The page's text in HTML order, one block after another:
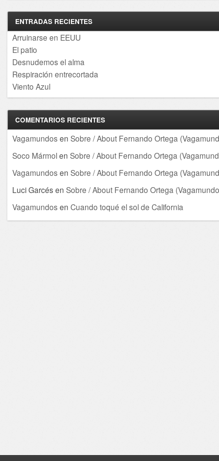
ENTRADAS RECIENTES
Arruinarse en EEUU
El patio
Desnudemos el alma
Respiración entrecortada
Viento Azul
COMENTARIOS RECIENTES
Vagamundos en Sobre / About Fernando Ortega
Soco Mármolen Sobre / About Fernando Ortega
Vagamundos en Sobre / About Fernando Ortega
Luci Garcés en Sobre / About Fernando Ortega
Vagamundos en Cuando toqué el sol de California